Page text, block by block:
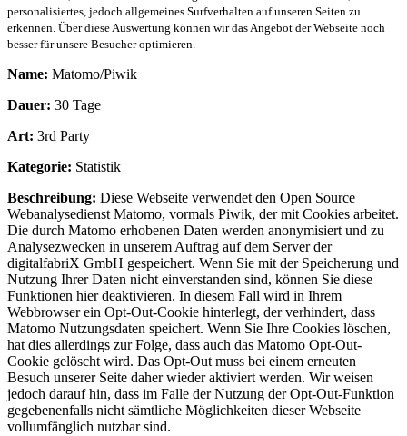
personalisiertes, jedoch allgemeines Surfverhalten auf unseren Seiten zu
erkennen. Über diese Auswertung können wir das Angebot der Webseite noch
besser für unsere Besucher optimieren.
Name: Matomo/Piwik
Dauer: 30 Tage
Art: 3rd Party
Kategorie: Statistik
Beschreibung: Diese Webseite verwendet den Open Source
Webanalysedienst Matomo, vormals Piwik, der mit Cookies arbeitet.
Die durch Matomo erhobenen Daten werden anonymisiert und zu
Analysezwecken in unserem Auftrag auf dem Server der
digitalfabriX GmbH gespeichert. Wenn Sie mit der Speicherung und
Nutzung Ihrer Daten nicht einverstanden sind, können Sie diese
Funktionen hier deaktivieren. In diesem Fall wird in Ihrem
Webbrowser ein Opt-Out-Cookie hinterlegt, der verhindert, dass
Matomo Nutzungsdaten speichert. Wenn Sie Ihre Cookies löschen,
hat dies allerdings zur Folge, dass auch das Matomo Opt-Out-
Cookie gelöscht wird. Das Opt-Out muss bei einem erneuten
Besuch unserer Seite daher wieder aktiviert werden. Wir weisen
jedoch darauf hin, dass im Falle der Nutzung der Opt-Out-Funktion
gegebenenfalls nicht sämtliche Möglichkeiten dieser Webseite
vollumfänglich nutzbar sind.